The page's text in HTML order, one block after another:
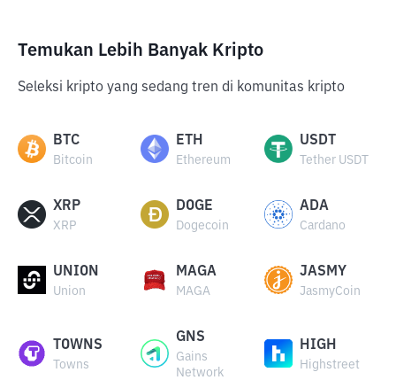
Temukan Lebih Banyak Kripto
Seleksi kripto yang sedang tren di komunitas kripto
BTC
Bitcoin
ETH
Ethereum
USDT
Tether USDT
XRP
XRP
DOGE
Dogecoin
ADA
Cardano
UNION
Union
MAGA
MAGA
JASMY
JasmyCoin
TOWNS
Towns
GNS
Gains
Network
HIGH
Highstreet